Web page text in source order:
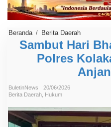
Beranda / Berita Daerah
m
b
u
t
H
B
h
a
Sambut Hari
Polres
BuletinNews
20/06/2026
Berita Daerah Hukum